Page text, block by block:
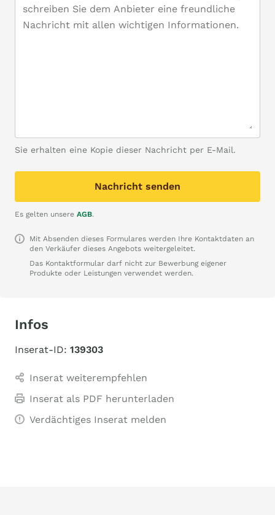
Sie erhalten eine Kopie dieser Nachricht per E-Mail.
Nachricht senden
Es gelten unsere AGB.
Mit Absenden dieses Formulares werden Ihre Kontaktdaten an
den Verkäufer dieses Angebots weitergeleitet.
Das Kontaktformular darf nicht zur Bewerbung eigener
Produkte oder Leistungen verwendet werden.
Infos
Inserat-ID: 139303
Inserat weiterempfehlen
Inserat als PDF herunterladen
Verdächtiges Inserat melden